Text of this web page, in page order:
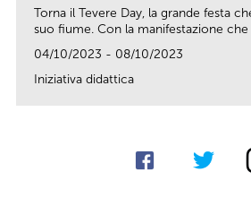
Torna il Tevere Day, la grande festa
suo fiume. Con la manifestazione che
04/10/2023 - 08/10/2023
Iniziativa didattica